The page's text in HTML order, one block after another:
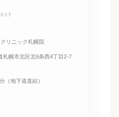
リニック札幌院
札幌市北区北6条西4丁目2-7
（地下道直結）